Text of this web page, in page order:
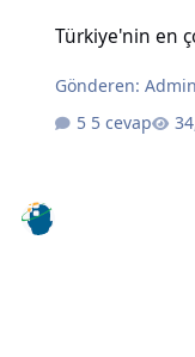
Türkiye'nin en
Gönderen:Admin
5 cevap